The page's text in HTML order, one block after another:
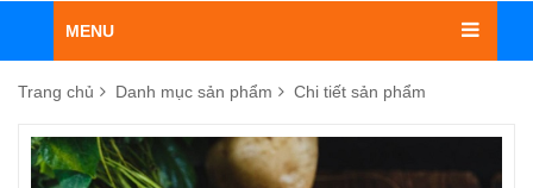
MENU
Trang chủ Danh mục sản phẩm Chi tiết sản phẩm